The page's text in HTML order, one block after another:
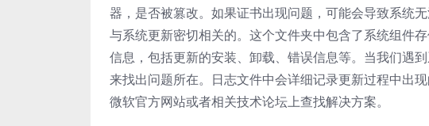
器，是否被篡改。如果证书出现问题，可能会导致系统
与系统更新密切相关的。这个文件夹中包含了系统组件
信息，包括更新的安装、卸载、错误信息等。当我们遇
来找出问题所在。日志文件中会详细记录更新过程中出
微软官方网站或者相关技术论坛上查找解决方案。